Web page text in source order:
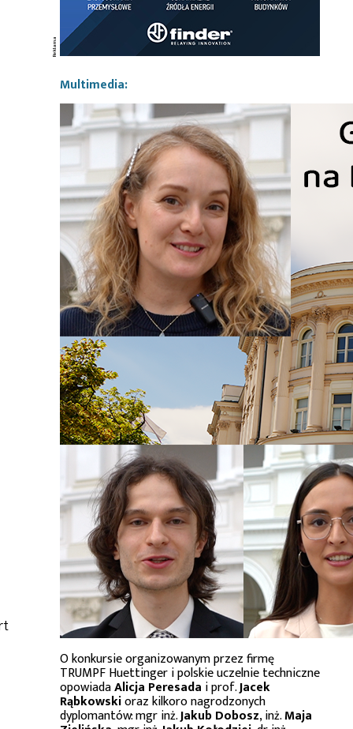
Multimedia:
O konkursie organizowanym przez firmę
TRUMPF Huettinger i polskie uczelnie techniczne
opowiadaAlicja Peresada i prof.Jacek
Rąbkowskioraz kilkoro nagrodzonych
dyplomantów: mgr inż.Jakub Dobosz, inż.Maja